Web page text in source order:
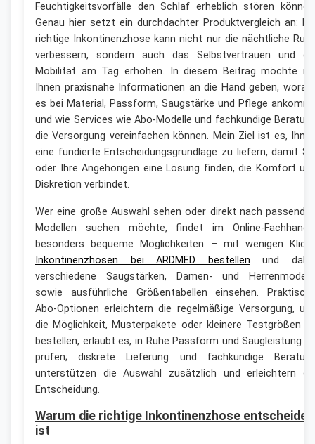
Feuchtigkeitsvorfälle den Schlaf erheblich stören
Genau hier setzt ein durchdachter Produktvergleich an:
richtige Inkontinenzhose kann nicht nur die nächtliche
verbessern, sondern auch das Selbstvertrauen und
Mobilität am Tag erhöhen. In diesem Beitrag möchte
Ihnen praxisnahe Informationen an die Hand geben,
es bei Material, Passform, Saugstärke und Pflege
und wie Services wie Abo-Modelle und fachkundige
die Versorgung vereinfachen können. Mein Ziel ist es,
eine fundierte Entscheidungsgrundlage zu liefern, damit
oder Ihre Angehörigen eine Lösung finden, die Komfort
Diskretion verbindet.
Wer eine große Auswahl sehen oder direkt nach
Modellen suchen möchte, findet im Online-
besonders bequeme Möglichkeiten – mit wenigen
Inkontinenzhosen bei ARDMED bestellen und
verschiedene Saugstärken, Damen- und
sowie ausführliche Größentabellen einsehen.
Abo-Optionen erleichtern die regelmäßige Versorgung,
die Möglichkeit, Musterpakete oder kleinere Testgrößen
bestellen, erlaubt es, in Ruhe Passform und Saugleistung
prüfen; diskrete Lieferung und fachkundige
unterstützen die Auswahl zusätzlich und erleichtern
Entscheidung.
Warum die richtige Inkontinenzhose
ist